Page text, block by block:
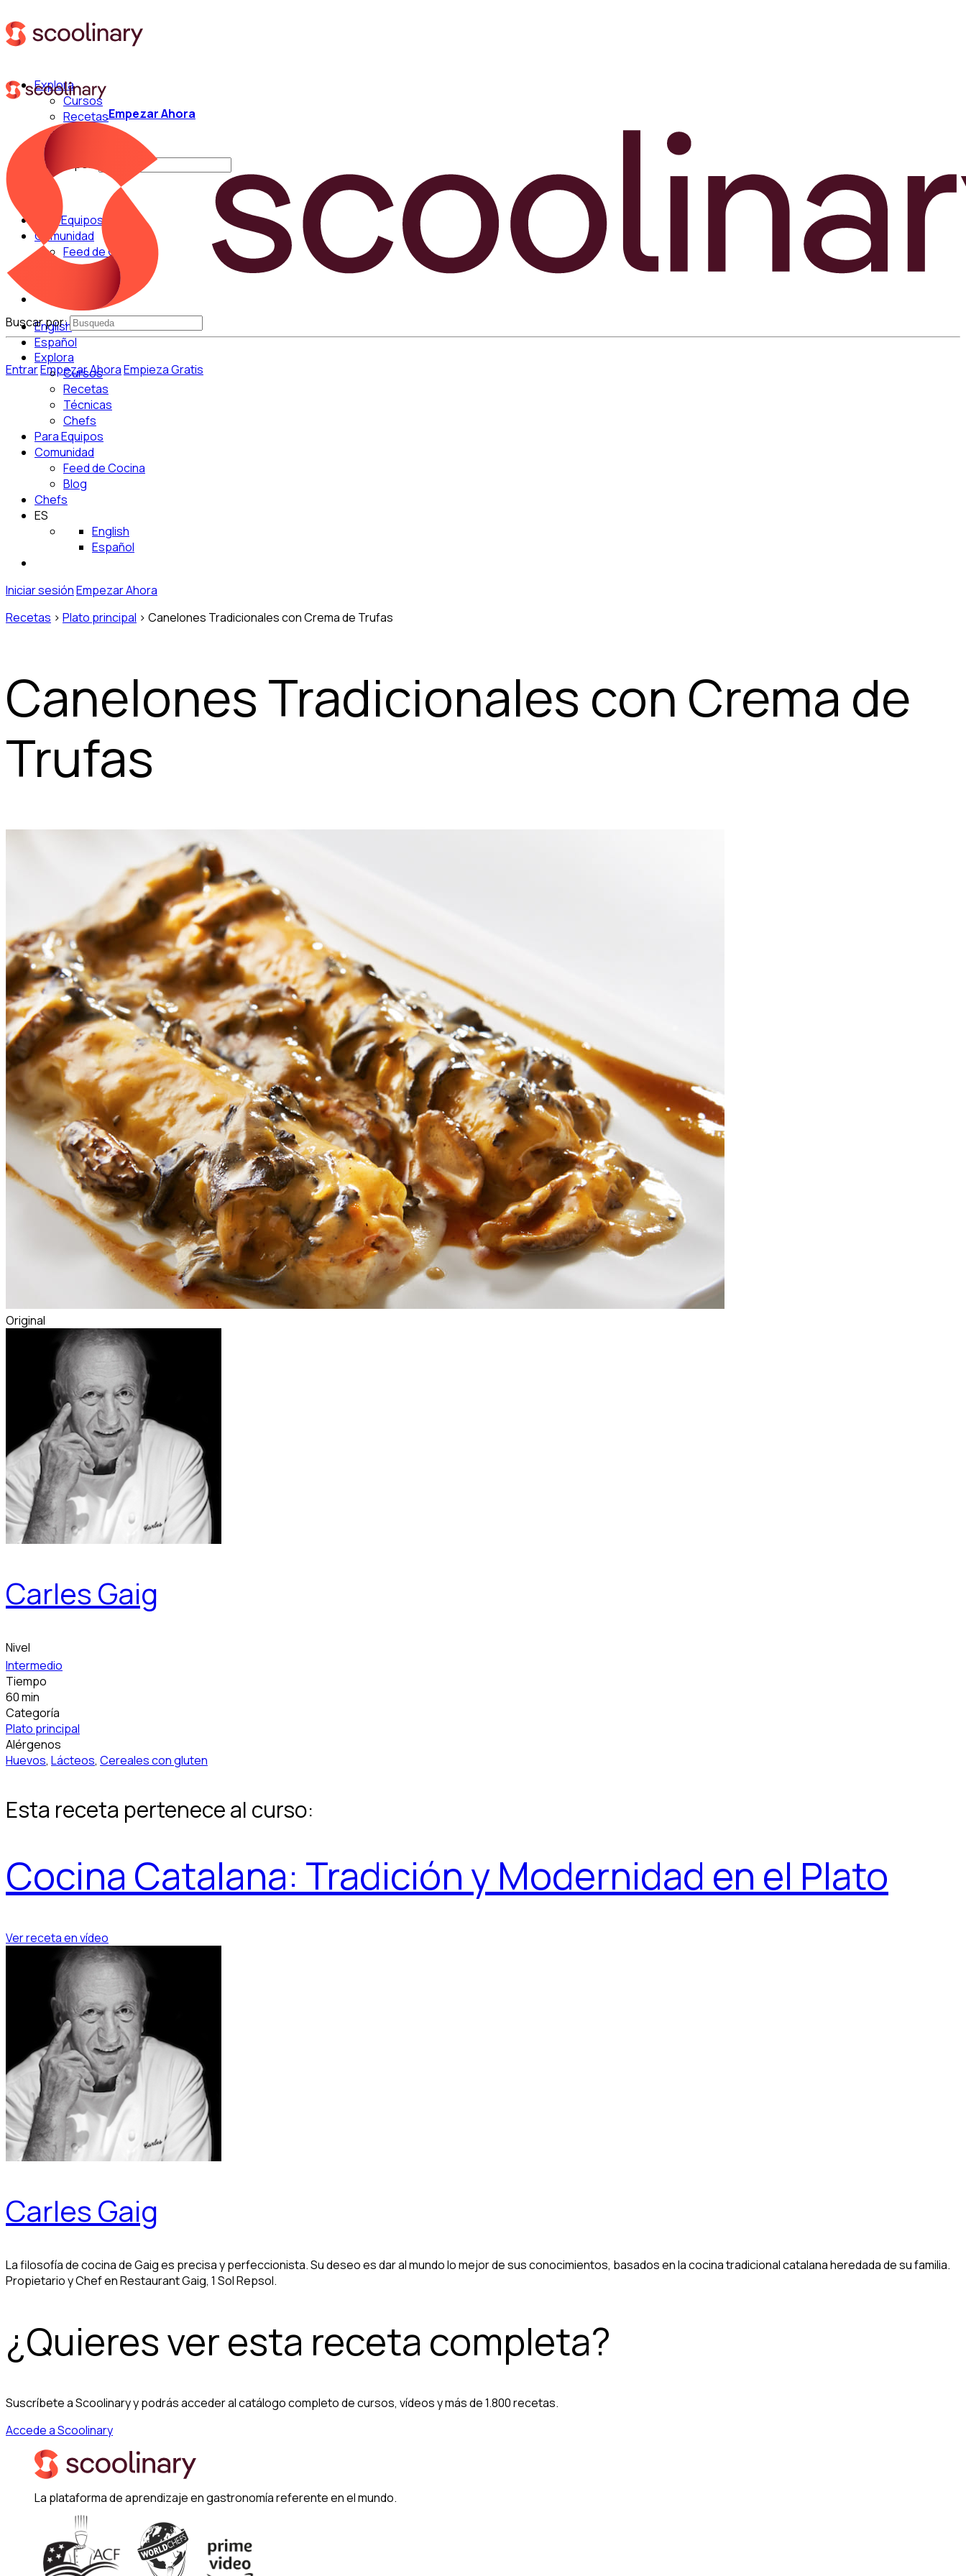
Explora
Cursos
Recetas
Buscar por:
Para Equipos
Comunidad
Feed de Cocina
Blog
English
Español
EntrarEmpezar AhoraEmpieza Gratis
Empezar Ahora
Buscar por:
Explora
Cursos
Recetas
Técnicas
Chefs
Para Equipos
Comunidad
Feed de Cocina
Blog
Chefs
ES
English
Español
Iniciar sesiónEmpezar Ahora
Recetas > Plato principal > Canelones Tradicionales con Crema de Trufas
Canelones Tradicionales con Crema de
Trufas
Original
Carles Gaig
Nivel
Intermedio
Tiempo
60 min
Categoría
Plato principal
Alérgenos
Huevos, Lácteos, Cereales con gluten
Esta receta pertenece al curso:
Cocina Catalana: Tradición y Modernidad en el Plato
Ver receta en vídeo
Carles Gaig
La filosofía de cocina de Gaig es precisa y perfeccionista. Su deseo es dar al mundo lo mejor de sus conocimientos, basados en la cocina tradicional catalana heredada de su familia.
Propietario y Chef en Restaurant Gaig, 1 Sol Repsol.
¿Quieres ver esta receta completa?
Suscríbete a Scoolinary y podrás acceder al catálogo completo de cursos, vídeos y más de 1.800 recetas.
Accede a Scoolinary
La plataforma de aprendizaje en gastronomía referente en el mundo.